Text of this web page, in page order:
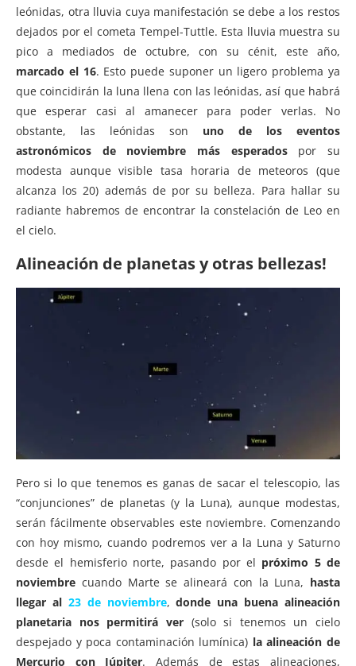
leónidas, otra lluvia cuya manifestación se debe a los restos
dejados por el cometa Tempel-Tuttle. Esta lluvia muestra su
pico a mediados de octubre, con su cénit, este año,
marcado el 16. Esto puede suponer un ligero problema ya
que coincidirán la luna llena con las leónidas, así que habrá
que esperar casi al amanecer para poder verlas. No
obstante, las leónidas son uno de los eventos
astronómicos de noviembre más esperadospor su
modesta aunque visible tasa horaria de meteoros (que
alcanza los 20) además de por su belleza. Para hallar su
radiante habremos de encontrar la constelación de Leo en
el cielo.
Alineación de planetas y otras bellezas!
Pero si lo que tenemos es ganas de sacar el telescopio, las
“conjunciones” de planetas (y la Luna), aunque modestas,
serán fácilmente observables este noviembre. Comenzando
con hoy mismo, cuando podremos ver a la Luna y Saturno
desde el hemisferio norte, pasando por el próximo 5 de
noviembre cuando Marte se alineará con la Luna, hasta
llegar al 23 de noviembre,donde una buena alineación
planetaria nos permitirá ver(solo si tenemos un cielo
despejado y poca contaminación lumínica) la alineación de
Mercurio con Júpiter. Además de estas alineaciones,